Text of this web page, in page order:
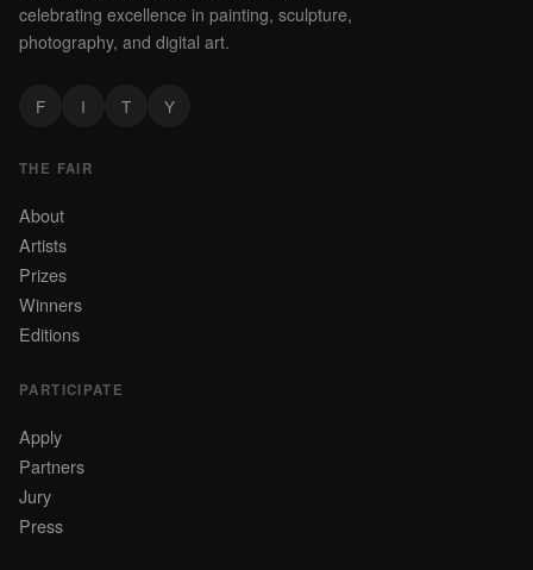
celebrating excellence in painting, sculpture,
photography, and digital art.
F I T Y
THE FAIR
About
Artists
Prizes
Winners
Editions
PARTICIPATE
Apply
Partners
Jury
Press